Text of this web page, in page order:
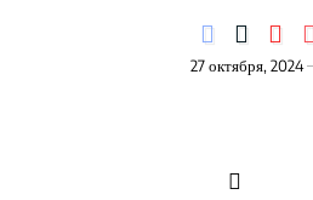
27 октября, 2024